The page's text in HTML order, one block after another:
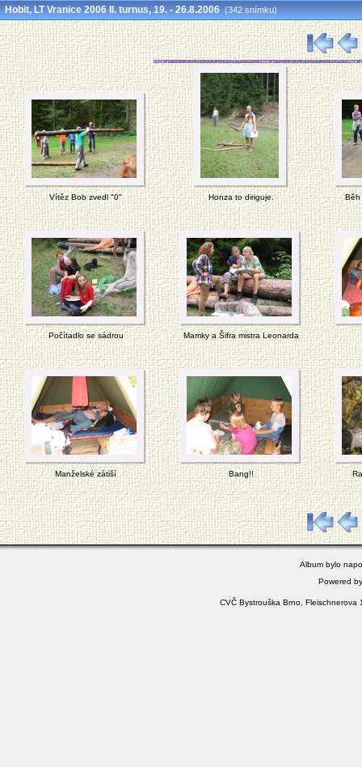
Hobit, LT Vranice 2006 II. turnus, 19. - 26.8.2006 (342 snímku)
Vítěz Bob zvedl "0" Honza to diriguje. Běh
Počítadlo se sádrou Mamky a Šifra mistra Leonarda
Manželské zátiší Bang!!
Album bylo
Powered
CVČ Bystrouška Brno,